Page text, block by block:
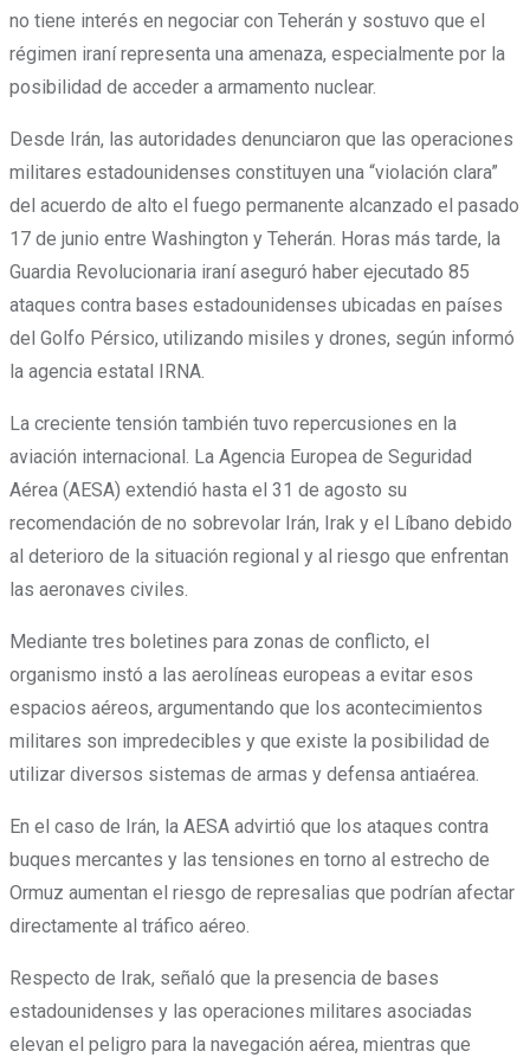
no tiene interés en negociar con Teherán y sostuvo que el
régimen iraní representa una amenaza, especialmente por la
posibilidad de acceder a armamento nuclear.
Desde Irán, las autoridades denunciaron que las operaciones
militares estadounidenses constituyen una “violación clara”
del acuerdo de alto el fuego permanente alcanzado el pasado
17 de junio entre Washington y Teherán. Horas más tarde, la
Guardia Revolucionaria iraní aseguró haber ejecutado 85
ataques contra bases estadounidenses ubicadas en países
del Golfo Pérsico, utilizando misiles y drones, según informó
la agencia estatal IRNA.
La creciente tensión también tuvo repercusiones en la
aviación internacional. La Agencia Europea de Seguridad
Aérea (AESA) extendió hasta el 31 de agosto su
recomendación de no sobrevolar Irán, Irak y el Líbano debido
al deterioro de la situación regional y al riesgo que enfrentan
las aeronaves civiles.
Mediante tres boletines para zonas de conflicto, el
organismo instó a las aerolíneas europeas a evitar esos
espacios aéreos, argumentando que los acontecimientos
militares son impredecibles y que existe la posibilidad de
utilizar diversos sistemas de armas y defensa antiaérea.
En el caso de Irán, la AESA advirtió que los ataques contra
buques mercantes y las tensiones en torno al estrecho de
Ormuz aumentan el riesgo de represalias que podrían afectar
directamente al tráfico aéreo.
Respecto de Irak, señaló que la presencia de bases
estadounidenses y las operaciones militares asociadas
elevan el peligro para la navegación aérea, mientras que